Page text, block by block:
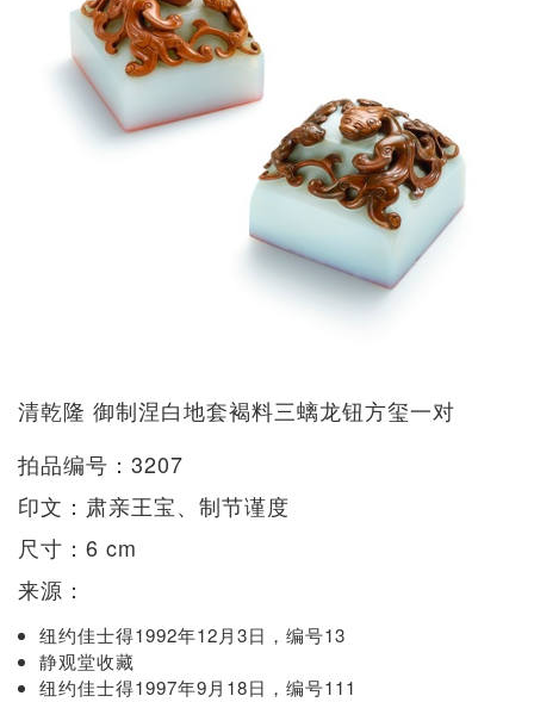
清乾隆 御制涅白地套褐料三螭龙钮方玺一对
拍品编号：3207
印文：肃亲王宝、制节谨度
尺寸：6 cm
来源：
纽约佳士得1992年12月3日，编号13
静观堂收藏
纽约佳士得1997年9月18日，编号111